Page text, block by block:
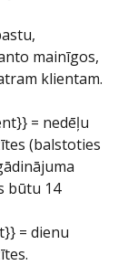
mainīgos,
klientam.
= nedēļu
(balstoties
būtu 14
= dienu